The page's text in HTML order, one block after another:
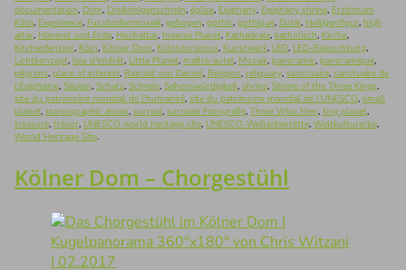
documentation, Dom, Dreikönigenschrein, église, Epiphany, Epiphany shrine, Erzbistum
Köln, Experience, Fussbodenmosaik, gebogen, gothic, gothique, Gotik, Heiligenfigur, high
altar, Himmel und Erde, Hochaltar, Inverse Planet, Kathedrale, katholisch, Kirche,
Kirchenfenster, Köln, Kölner Dom, Kölntourismus, Kunstwerk, LED, LED-Beleuchtung,
Lichtkonzept, lieu d'intérêt, Little Planet, maître-autel, Mosaik, panoramic, panoramique,
pilgrims, place of interest, Rainald von Dassel, Religion, reliquary, sanctuaire, sanctuaire de
l'Epiphanie, Säulen, Schatz, Schrein, Sehenswürdigkeit, shrine, Shrine of the Three Kings,
site du patrimoine mondial de l'humanité, site du patrimoine mondial de l'UNESCO, small
planet, stereographic down, surreal, surreale Fotografie, Three Wise Men, tiny planet,
treasure, trésor, UNESCO world heritage site, UNESCO-Welterbestätte, Weltkulturerbe,
World Heritage Site.
Kölner Dom – Chorgestühl